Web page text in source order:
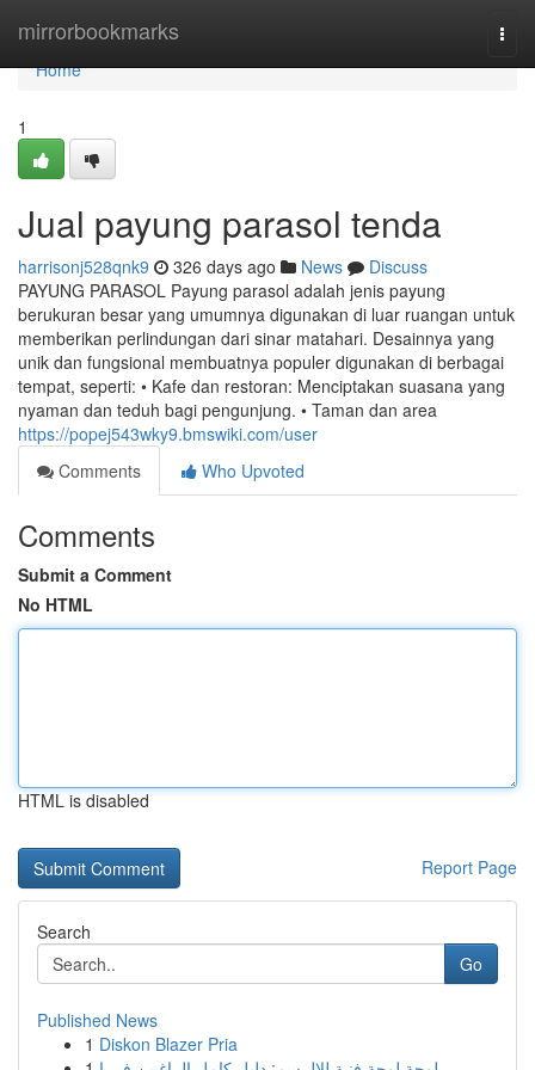
mirrorbookmarks
Home
Home
1
Jual payung parasol tenda
harrisonj528qnk9 326 days ago News
Discuss
PAYUNG PARASOL Payung parasol adalah jenis payung
berukuran besar yang umumnya digunakan di luar ruangan untuk
memberikan perlindungan dari sinar matahari. Desainnya yang
unik dan fungsional membuatnya populer digunakan di berbagai
tempat, seperti: • Kafe dan restoran: Menciptakan suasana yang
nyaman dan teduh bagi pengunjung. • Taman dan area
https://popej543wky9.bmswiki.com/user
Comments
Who Upvoted
Comments
Submit a Comment
No HTML
HTML is disabled
Report Page
Search
Go
Published News
1 Diskon Blazer Pria